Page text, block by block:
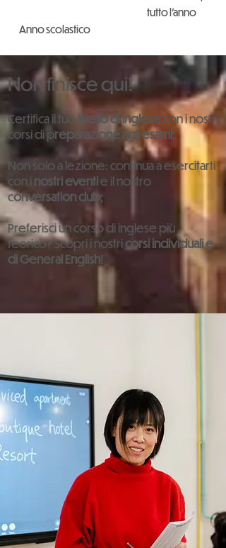
tutto l'anno
Anno scolastico
Non finisce qui!
Certifica il tuo livello di inglesecon i nostri
corsi di preparazione agli esami;
Non solo a lezione: continua a esercitarti
con i nostri eventi e il nostro
conversation club;
Preferisci un corso di inglese più
teorico? Scopri i nostri corsi individuali e
di General English!